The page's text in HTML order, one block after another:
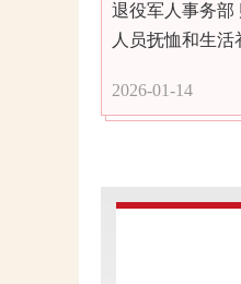
退役军人事务部
人员抚恤和生
2026-01-14